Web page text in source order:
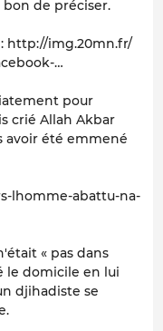
bon de préciser.
http://img.20mn.fr/
…
pour
crié Allah Akbar
avoir été emmené
lhomme-abattu-na-
« pas dans
le domicile en lui
djihadiste se